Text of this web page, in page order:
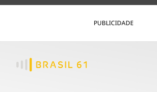
PUBLICIDADE